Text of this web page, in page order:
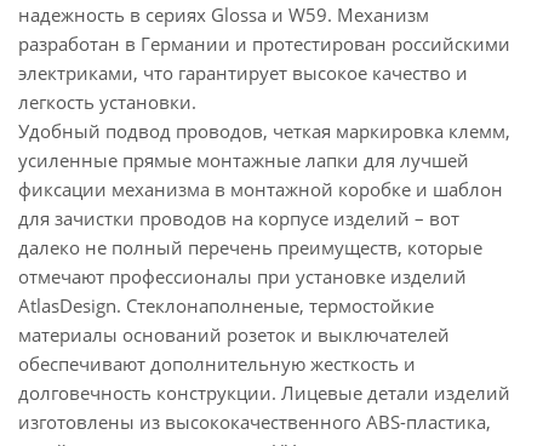
надежность в сериях Glossa и W59. Механизм
разработан в Германии и протестирован российскими
электриками, что гарантирует высокое качество и
легкость установки.
Удобный подвод проводов, четкая маркировка клемм,
усиленные прямые монтажные лапки для лучшей
фиксации механизма в монтажной коробке и шаблон
для зачистки проводов на корпусе изделий – вот
далеко не полный перечень преимуществ, которые
отмечают профессионалы при установке изделий
AtlasDesign. Стеклонаполненые, термостойкие
материалы оснований розеток и выключателей
обеспечивают дополнительную жесткость и
долговечность конструкции. Лицевые детали изделий
изготовлены из высококачественного ABS-пластика,